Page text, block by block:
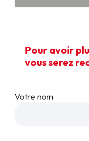
Pour avoir
vous serez
Votre nom